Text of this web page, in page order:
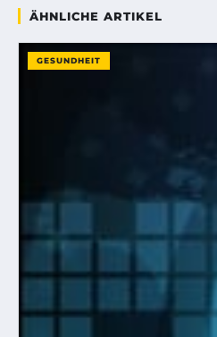
ÄHNLICHE ARTIKEL
GESUNDHEIT